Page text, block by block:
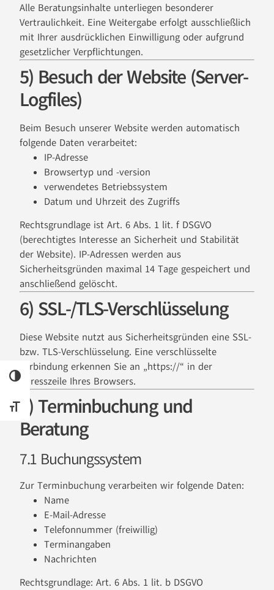
UMSCHALTEN AUF HOHE KONTRASTE
SCHRIFT VERGRÖSSERN
Alle Beratungsinhalte unterliegen besonderer
Vertraulichkeit. Eine Weitergabe erfolgt ausschließlich
mit Ihrer ausdrücklichen Einwilligung oder aufgrund
gesetzlicher Verpflichtungen.
5) Besuch der Website (Server-
Logfiles)
Beim Besuch unserer Website werden automatisch
folgende Daten verarbeitet:
IP-Adresse
Browsertyp und -version
verwendetes Betriebssystem
Datum und Uhrzeit des Zugriffs
Rechtsgrundlage ist Art. 6 Abs. 1 lit. f DSGVO
(berechtigtes Interesse an Sicherheit und Stabilität
der Website). IP-Adressen werden aus
Sicherheitsgründen maximal 14 Tage gespeichert und
anschließend gelöscht.
6) SSL-/TLS-Verschlüsselung
Diese Website nutzt aus Sicherheitsgründen eine SSL-
bzw. TLS-Verschlüsselung. Eine verschlüsselte
Verbindung erkennen Sie an „https://“ in der
Adresszeile Ihres Browsers.
7) Terminbuchung und
Beratung
7.1 Buchungssystem
Zur Terminbuchung verarbeiten wir folgende Daten:
Name
E-Mail-Adresse
Telefonnummer (freiwillig)
Terminangaben
Nachrichten
Rechtsgrundlage: Art. 6 Abs. 1 lit. b DSGVO